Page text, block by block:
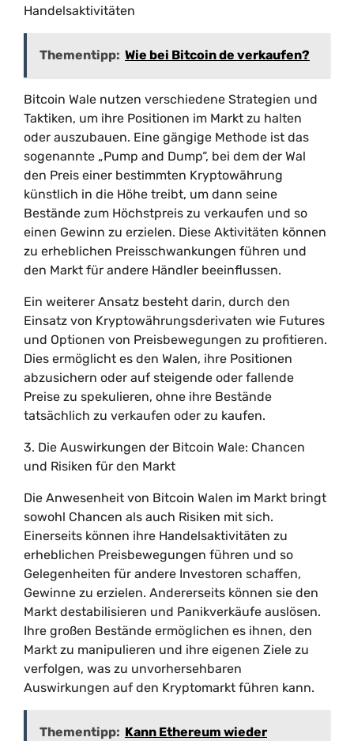
Handelsaktivitäten
Thementipp: Wie bei Bitcoin de verkaufen?
Bitcoin Wale nutzen verschiedene Strategien und
Taktiken, um ihre Positionen im Markt zu halten
oder auszubauen. Eine gängige Methode ist das
sogenannte „Pump and Dump“, bei dem der Wal
den Preis einer bestimmten Kryptowährung
künstlich in die Höhe treibt, um dann seine
Bestände zum Höchstpreis zu verkaufen und so
einen Gewinn zu erzielen. Diese Aktivitäten können
zu erheblichen Preisschwankungen führen und
den Markt für andere Händler beeinflussen.
Ein weiterer Ansatz besteht darin, durch den
Einsatz von Kryptowährungsderivaten wie Futures
und Optionen von Preisbewegungen zu profitieren.
Dies ermöglicht es den Walen, ihre Positionen
abzusichern oder auf steigende oder fallende
Preise zu spekulieren, ohne ihre Bestände
tatsächlich zu verkaufen oder zu kaufen.
3. Die Auswirkungen der Bitcoin Wale: Chancen
und Risiken für den Markt
Die Anwesenheit von Bitcoin Walen im Markt bringt
sowohl Chancen als auch Risiken mit sich.
Einerseits können ihre Handelsaktivitäten zu
erheblichen Preisbewegungen führen und so
Gelegenheiten für andere Investoren schaffen,
Gewinne zu erzielen. Andererseits können sie den
Markt destabilisieren und Panikverkäufe auslösen.
Ihre großen Bestände ermöglichen es ihnen, den
Markt zu manipulieren und ihre eigenen Ziele zu
verfolgen, was zu unvorhersehbaren
Auswirkungen auf den Kryptomarkt führen kann.
Thementipp: Kann Ethereum wieder